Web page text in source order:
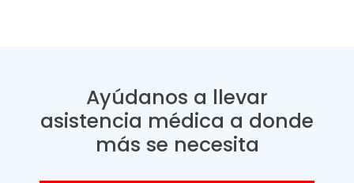
Ayúdanos a llevar
asistencia médica a donde
más se necesita